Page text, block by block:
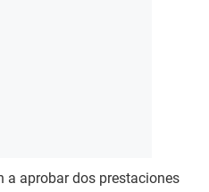
a aprobar dos prestaciones